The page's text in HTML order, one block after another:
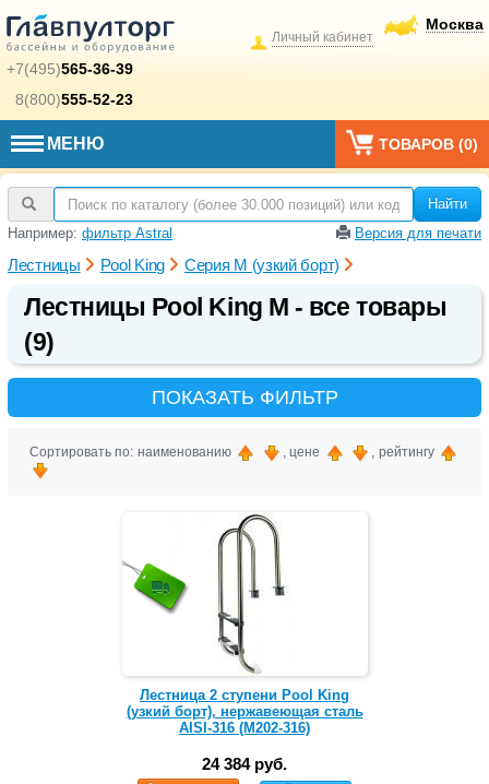
+7(495)565-36-39
8(800)555-52-23
Москва
Личный кабинет
МЕНЮ ТОВАРОВ (0)
Найти
Например: фильтр Astral Версия для печати
Лестницы Pool King Серия M (узкий борт)
Лестницы Pool King M - все товары
(9)
ПОКАЗАТЬ ФИЛЬТР
Сортировать по: наименованию , цене , рейтингу
Лестница 2 ступени Pool King
(узкий борт), нержавеющая сталь
AISI-316 (M202-316)
24 384 руб.